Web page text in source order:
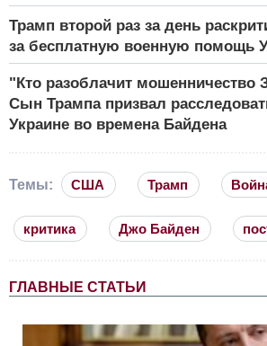
Трамп второй раз за день
за бесплатную военную помощь
"Кто разоблачит мошенничество
Сын Трампа призвал
Украине во времена Байдена
Темы: США Трамп
критика Джо Байден
ГЛАВНЫЕ СТАТЬИ